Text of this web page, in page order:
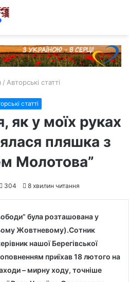
/ Авторські статті
статті
як у моїх руках
пляшка з
Молотова”
304 8 хвилин читання
була розташована у
Жовтневому).Сотник
нашої Берегівської
приїхав 18 лютого на
– мирну ходу, точніше